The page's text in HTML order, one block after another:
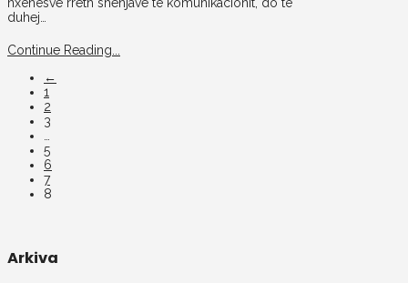
duhej…
Continue Reading...
←
1
2
3
5
6
7
8
Arkiva